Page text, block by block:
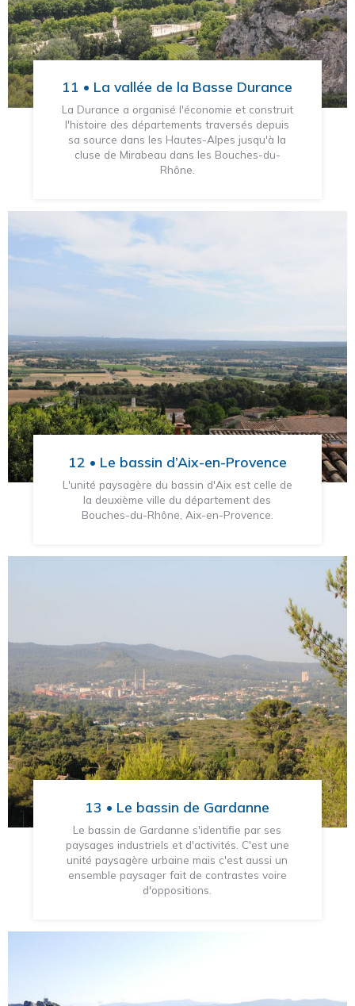
11 • La vallée de la Basse Durance
La Durance a organisé l'économie et construit
l'histoire des départements traversés depuis
sa source dans les Hautes-Alpes jusqu'à la
cluse de Mirabeau dans les Bouches-du-
Rhône.
12 • Le bassin d’Aix-en-Provence
L'unité paysagère du bassin d'Aix est celle de
la deuxième ville du département des
Bouches-du-Rhône, Aix-en-Provence.
13 • Le bassin de Gardanne
Le bassin de Gardanne s'identifie par ses
paysages industriels et d'activités. C'est une
unité paysagère urbaine mais c'est aussi un
ensemble paysager fait de contrastes voire
d'oppositions.